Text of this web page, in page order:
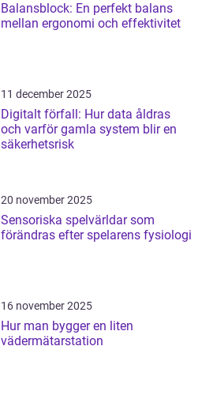
Balansblock: En perfekt balans
mellan ergonomi och effektivitet
11 december 2025
Digitalt förfall: Hur data åldras
och varför gamla system blir en
säkerhetsrisk
20 november 2025
Sensoriska spelvärldar som
förändras efter spelarens fysiologi
16 november 2025
Hur man bygger en liten
vädermätarstation